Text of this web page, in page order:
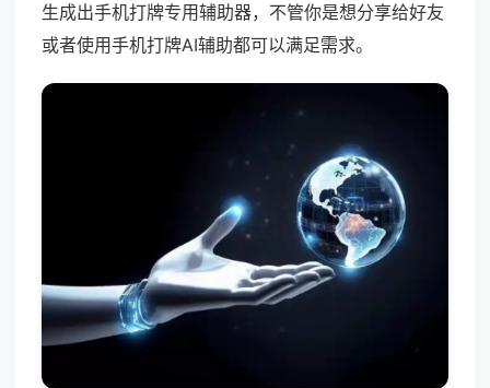
生成出手机打牌专用辅助器，不管你是想分享给好友
或者使用手机打牌AI辅助都可以满足需求。